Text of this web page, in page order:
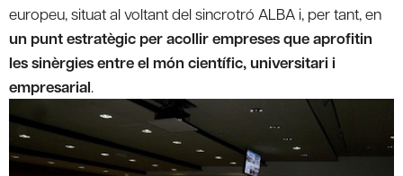
europeu, situat al voltant del sincrotró ALBA i, per tant, en
un punt estratègic per acollir empreses que aprofitin
les sinèrgies entre el món científic, universitari i
empresarial.